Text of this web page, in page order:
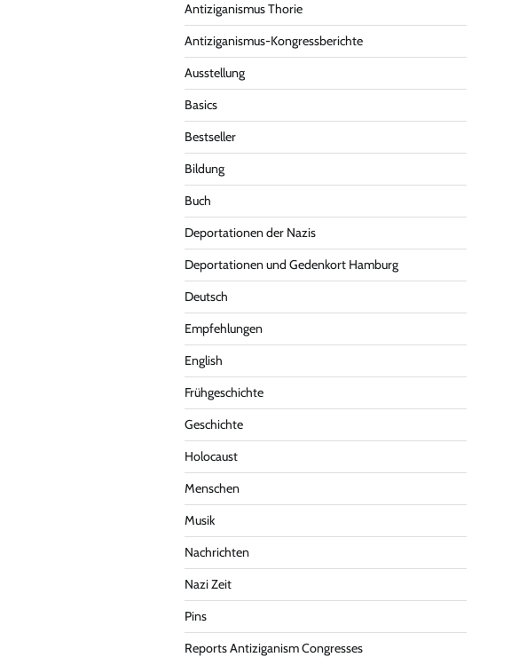
Antiziganismus Thorie
Antiziganismus-Kongressberichte
Ausstellung
Basics
Bestseller
Bildung
Buch
Deportationen der Nazis
Deportationen und Gedenkort Hamburg
Deutsch
Empfehlungen
English
Frühgeschichte
Geschichte
Holocaust
Menschen
Musik
Nachrichten
Nazi Zeit
Pins
Reports Antiziganism Congresses